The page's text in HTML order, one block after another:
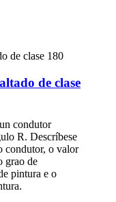
de clase
condutor
R. Descríbese
condutor, o valor
grao de
pintura e o